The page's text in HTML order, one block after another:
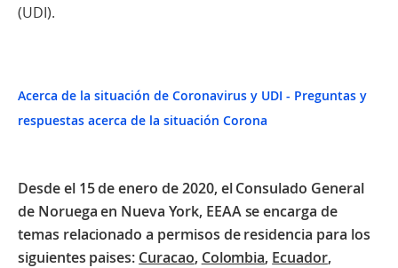
(UDI).
Acerca de la situación de Coronavirus y UDI - Preguntas y
respuestas acerca de la situación Corona
Desde el 15 de enero de 2020, el Consulado General
de Noruega en Nueva York, EEAA se encarga de
temas relacionado a permisos de residencia para los
siguientes paises: Curacao, Colombia, Ecuador,